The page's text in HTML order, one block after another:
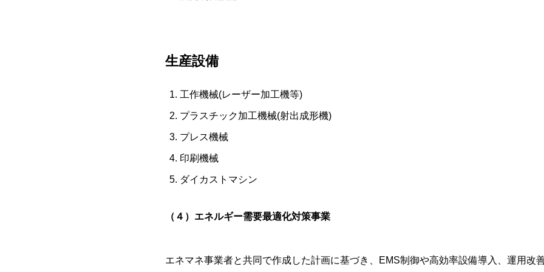
生産設備
工作機械(レーザー加工機等)
プラスチック加工機械(射出成形機)
プレス機械
印刷機械
ダイカストマシン
（４）エネルギー需要最適化対策事業
エネマネ事業者と共同で作成した計画に基づき、EMS制御や高効率設備導入、運用改